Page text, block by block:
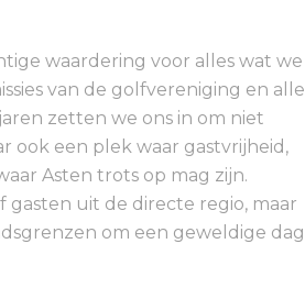
waardering voor alles wat we
van de golfvereniging en alle
zetten we ons in om niet
ook een plek waar gastvrijheid,
Asten trots op mag zijn.
uit de directe regio, maar
om een geweldige dag